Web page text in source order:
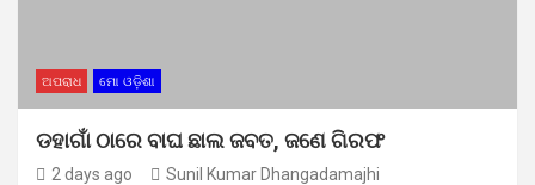
ଅପରାଧ ମୋ ଓଡ଼ିଶା
ଡହାଗାଁ ଠାରେ ବାଘ ଛାଲ ଜବତ, ଜଣେ ଗିରଫ
2 days ago Sunil Kumar Dhangadamajhi